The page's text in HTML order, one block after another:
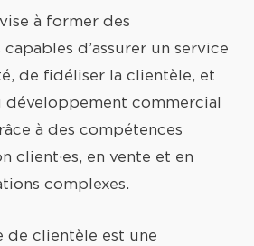
à former des
capables d’assurer un service
de fidéliser la clientèle, et
commercial
à des compétences
client·es, en vente et en
complexes.
de clientèle est une